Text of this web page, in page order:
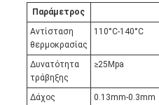
Παράμετρος
Αντίσταση
θερμοκρασίας
110°C-140°C
Δυνατότητα
τράβηξης
≥25Mpa
Δάχος
0.13mm-0.3mm